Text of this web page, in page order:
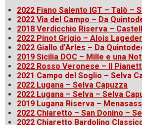
2022 Fiano Salento IGT – Talò –
2022 Via del Campo – Da
2018 Verdicchio Riserva –
2022 Pinot Grigio – Alois Lageder
2022 Giallo d’Arles – Da
2019 Sicilia DOC – Mille e una
2022 Rosso Veronese – Il
2021 Campo del Soglio – Selva
2022 Lugana – Selva Capuzza
2022 Lugana – Selva – Selva
2019 Lugana Riserva –
2022 Chiaretto – San Donino –
2022 Chiaretto Bardolino